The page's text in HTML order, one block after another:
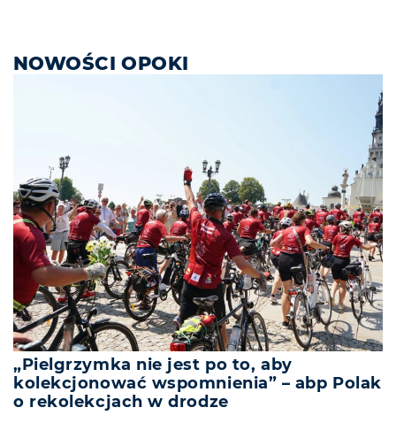
NOWOŚCI OPOKI
„Pielgrzymka nie jest po to, aby
kolekcjonować wspomnienia” – abp Polak
o rekolekcjach w drodze